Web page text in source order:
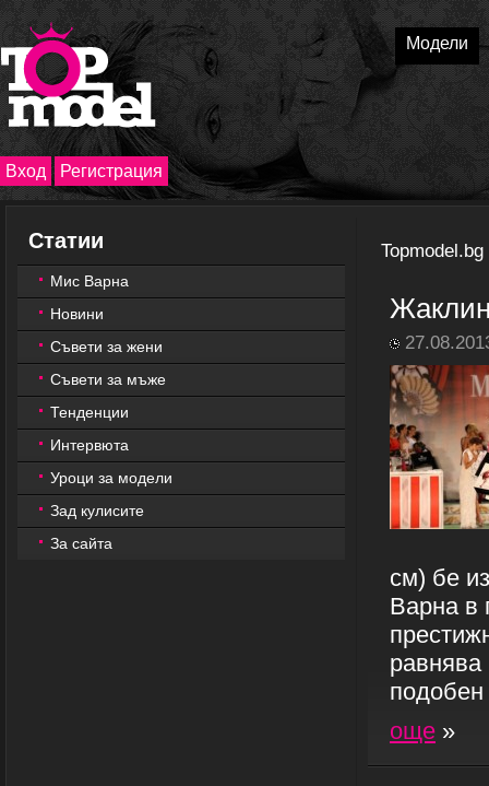
Модели
Вход Регистрация
Статии
Мис Варна
Новини
Съвети за жени
Съвети за мъже
Тенденции
Интервюта
Уроци за модели
Зад кулисите
За сайта
Topmodel.bg
см) бе
Варна в
равнява
подобен
още »